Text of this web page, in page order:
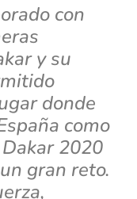
con
y su
donde
como
2020
gran reto.